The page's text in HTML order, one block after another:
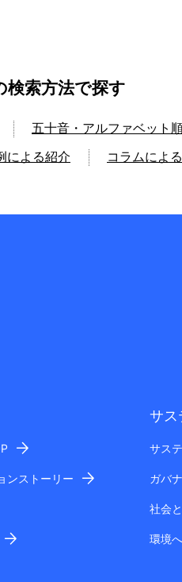
検索方法で探す
五十音・アルファベット
による紹介 コラムによ
ンストーリー
サス
サス
ガバ
社会
環境